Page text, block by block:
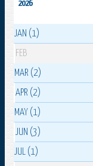
2026
JAN (1)
FEB
MAR (2)
APR (2)
MAY (1)
JUN (3)
JUL (1)